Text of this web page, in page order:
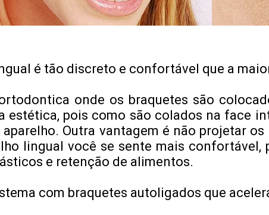
é tão discreto e confortável que a
onde os braquetes são
estética, pois como são colados na face
aparelho. Outra vantagem é não projetar
lingual você se sente mais
e retenção de alimentos.
com braquetes autoligados que